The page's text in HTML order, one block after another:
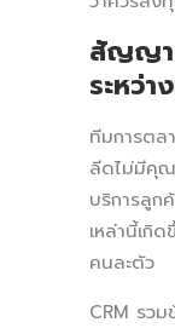
สัญญา
ระหว่
ทีมการตล
ลีดไม่มีคุ
บริการลูก
เหล่านี้เกิ
คนละตัว
CRM รว